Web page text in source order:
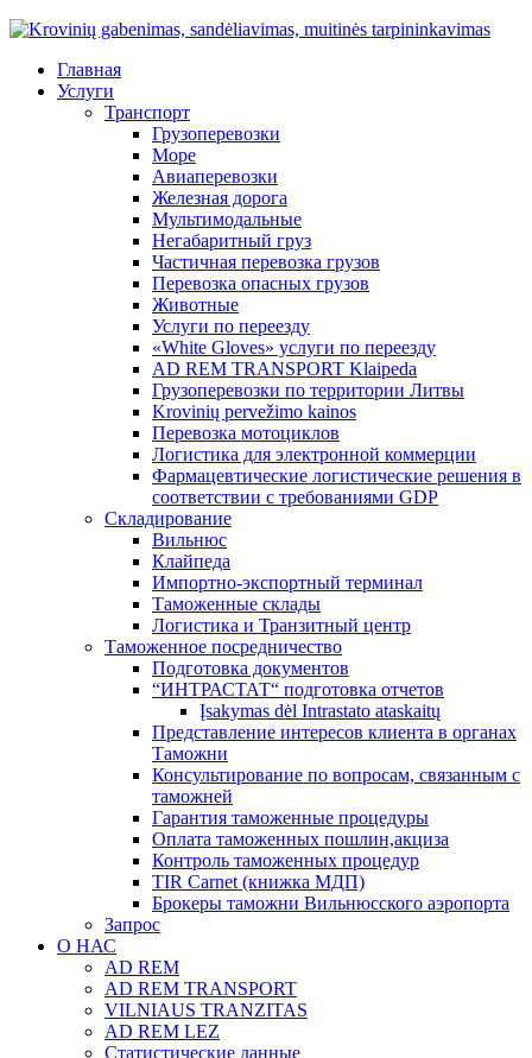
Главная
Услуги
Транспорт
Грузоперевозки
Море
Авиаперевозки
Железная дорога
Мультимодальные
Негабаритный груз
Частичная перевозка грузов
Перевозка опасных грузов
Животные
Услуги по переезду
«White Gloves» услуги по переезду
AD REM TRANSPORT Klaipeda
Грузоперевозки по территории Литвы
Krovinių pervežimo kainos
Перевозка мотоциклов
Логистика для электронной коммерции
Фармацевтические логистические решения в
соответствии с требованиями GDP
Складирование
Вильнюс
Клайпеда
Импортно-экспортный терминал
Таможенные склады
Логистика и Транзитный центр
Таможенное посредничество
Подготовка документов
“ИНТРАСТАТ“ подготовка отчетов
Įsakymas dėl Intrastato ataskaitų
Представление интересов клиента в органах
Таможни
Консультирование по вопросам, связанным с
таможней
Гарантия таможенные процедуры
Оплата таможенных пошлин,акциза
Контроль таможенных процедур
TIR Carnet (книжка МДП)
Брокеры таможни Вильнюсского аэропорта
Запрос
О НАС
AD REM
AD REM TRANSPORT
VILNIAUS TRANZITAS
AD REM LEZ
Статистические данные